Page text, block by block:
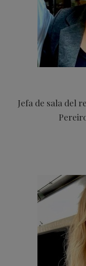
Jefa de sala del